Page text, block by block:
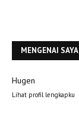
MENGENAI SAYA
Hugen
Lihat profil lengkapku